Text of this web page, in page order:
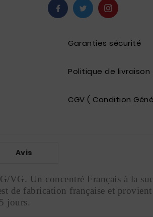
Garanties sécurité
Politique de livraison
CGV ( Condition
Avis
VG. Un concentré Français à la
de fabrication française et
jours.